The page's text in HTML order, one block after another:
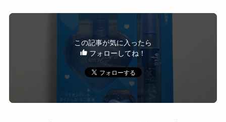
この記事が気に入ったら
フォローしてね！